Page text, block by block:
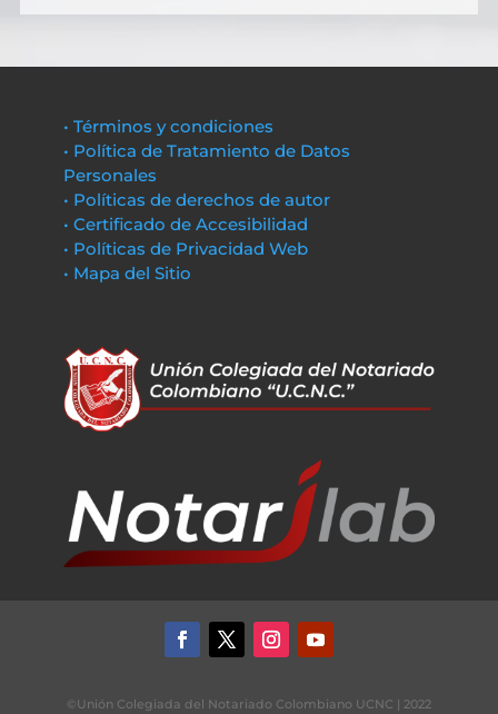
• Términos y condiciones
• Política de Tratamiento de Datos
Personales
• Políticas de derechos de autor
• Certificado de Accesibilidad
• Políticas de Privacidad Web
• Mapa del Sitio
©Unión Colegiada del Notariado Colombiano UCNC | 2022